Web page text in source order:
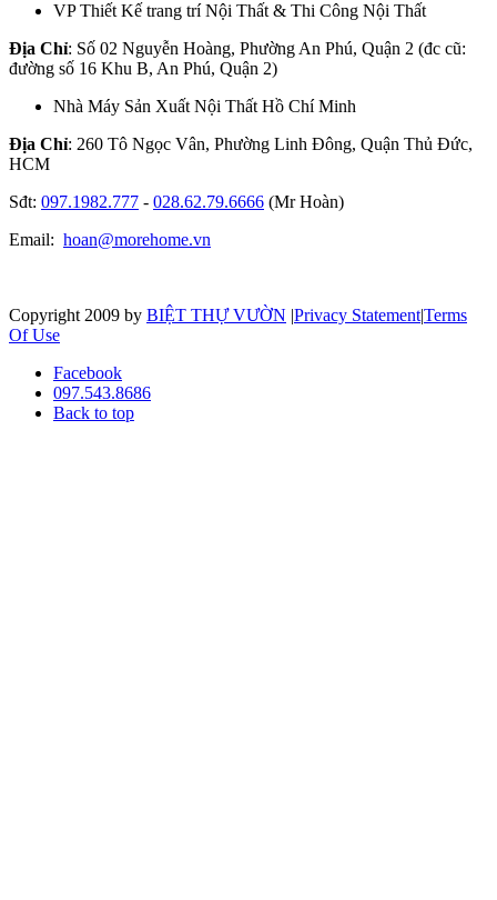
VP Thiết Kế trang trí Nội Thất & Thi Công Nội Thất
Địa Chỉ: Số 02 Nguyễn Hoàng, Phường An Phú, Quận 2 (đc cũ:
đường số 16 Khu B, An Phú, Quận 2)
Nhà Máy Sản Xuất Nội Thất Hồ Chí Minh
Địa Chỉ: 260 Tô Ngọc Vân, Phường Linh Đông, Quận Thủ Đức,
HCM
Sđt: 097.1982.777 - 028.62.79.6666 (Mr Hoàn)
Email: hoan@morehome.vn
Copyright 2009 by BIỆT THỰ VƯỜN |Privacy Statement|Terms
Of Use
Facebook
097.543.8686
Back to top